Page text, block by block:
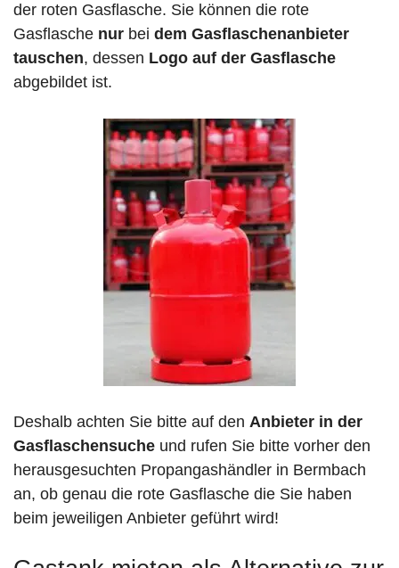
der roten Gasflasche. Sie können die rote
Gasflasche nur bei dem Gasflaschenanbieter
tauschen, dessen Logo auf der Gasflasche
abgebildet ist.
Deshalb achten Sie bitte auf den Anbieter in der
Gasflaschensuche und rufen Sie bitte vorher den
herausgesuchten Propangashändler in Bermbach
an, ob genau die rote Gasflasche die Sie haben
beim jeweiligen Anbieter geführt wird!